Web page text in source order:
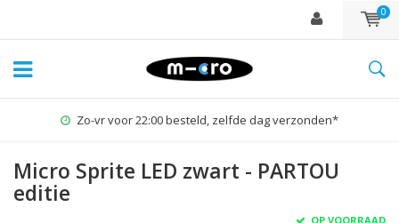
0
Zo-vr voor 22:00 besteld, zelfde dag verzonden*
Micro Sprite LED zwart - PARTOU
editie
OP VOORRAAD